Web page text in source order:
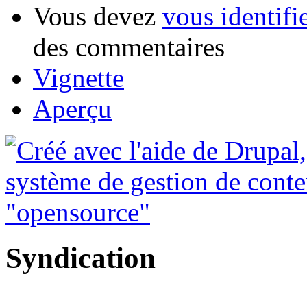
Vous devez vous
des commentaires
Vignette
Aperçu
Syndication